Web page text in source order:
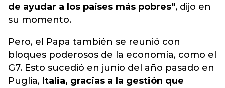
de ayudar a los países más pobres", dijo en
su momento.
Pero, el Papa también se reunió con
bloques poderosos de la economía, como el
G7. Esto sucedió en junio del año pasado en
Puglia, Italia, gracias a la gestión que